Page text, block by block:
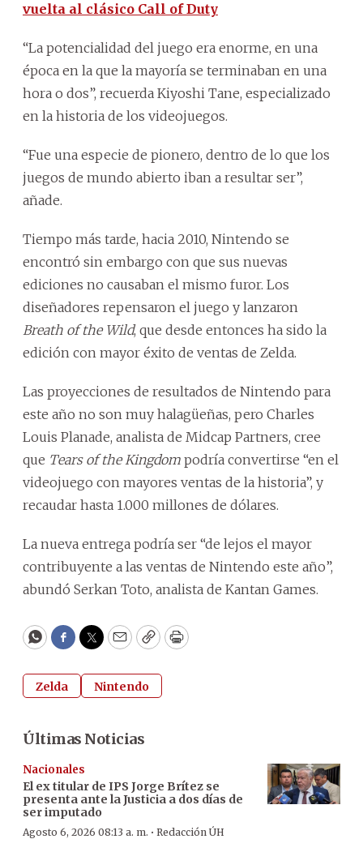
vuelta al clásico Call of Duty
“La potencialidad del juego era enorme, en una
época en la que la mayoría se terminaban en una
hora o dos”, recuerda Kiyoshi Tane, especializado
en la historia de los videojuegos.
“Fue una especie de pionero, dentro de lo que los
juegos de mundo abierto iban a resultar ser”,
añade.
Tiempo más tarde, hacia 2010, Nintendo se
encontró sin embargo con que sus nuevas
ediciones no causaban el mismo furor. Los
diseñadores repensaron el juego y lanzaron
Breath of the Wild, que desde entonces ha sido la
edición con mayor éxito de ventas de Zelda.
Las proyecciones de resultados de Nintendo para
este año no son muy halagüeñas, pero Charles
Louis Planade, analista de Midcap Partners, cree
que Tears of the Kingdom podría convertirse “en el
videojuego con mayores ventas de la historia”, y
recaudar hasta 1.000 millones de dólares.
La nueva entrega podría ser “de lejos el mayor
contribuyente a las ventas de Nintendo este año”,
abundó Serkan Toto, analista de Kantan Games.
WhatsApp
Facebook
Twitter
EmailCopyPrint
Zelda Nintendo
Últimas Noticias
Nacionales
El ex titular de IPS Jorge Brítez se
presenta ante la Justicia a dos días de
ser imputado
Agosto 6, 2026 08:13 a. m. · Redacción ÚH